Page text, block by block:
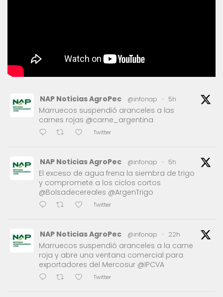
NAP Noticias AgroPec @infonap · 5h
Marruecos suspendió aranceles a las
carnes rojas @carne_argentina
Twitter
NAP Noticias AgroPec @infonap · 5h
El exceso de agua frena la siembra de trigo
y compromete a los ciclos cortos
@Bolsadecereales @ArgenTrigo
Twitter
NAP Noticias AgroPec @infonap · 22h
Marruecos suspendió aranceles a la carne
roja y abre una ventana comercial para
exportadores del Mercosur @IPCVA
Twitter